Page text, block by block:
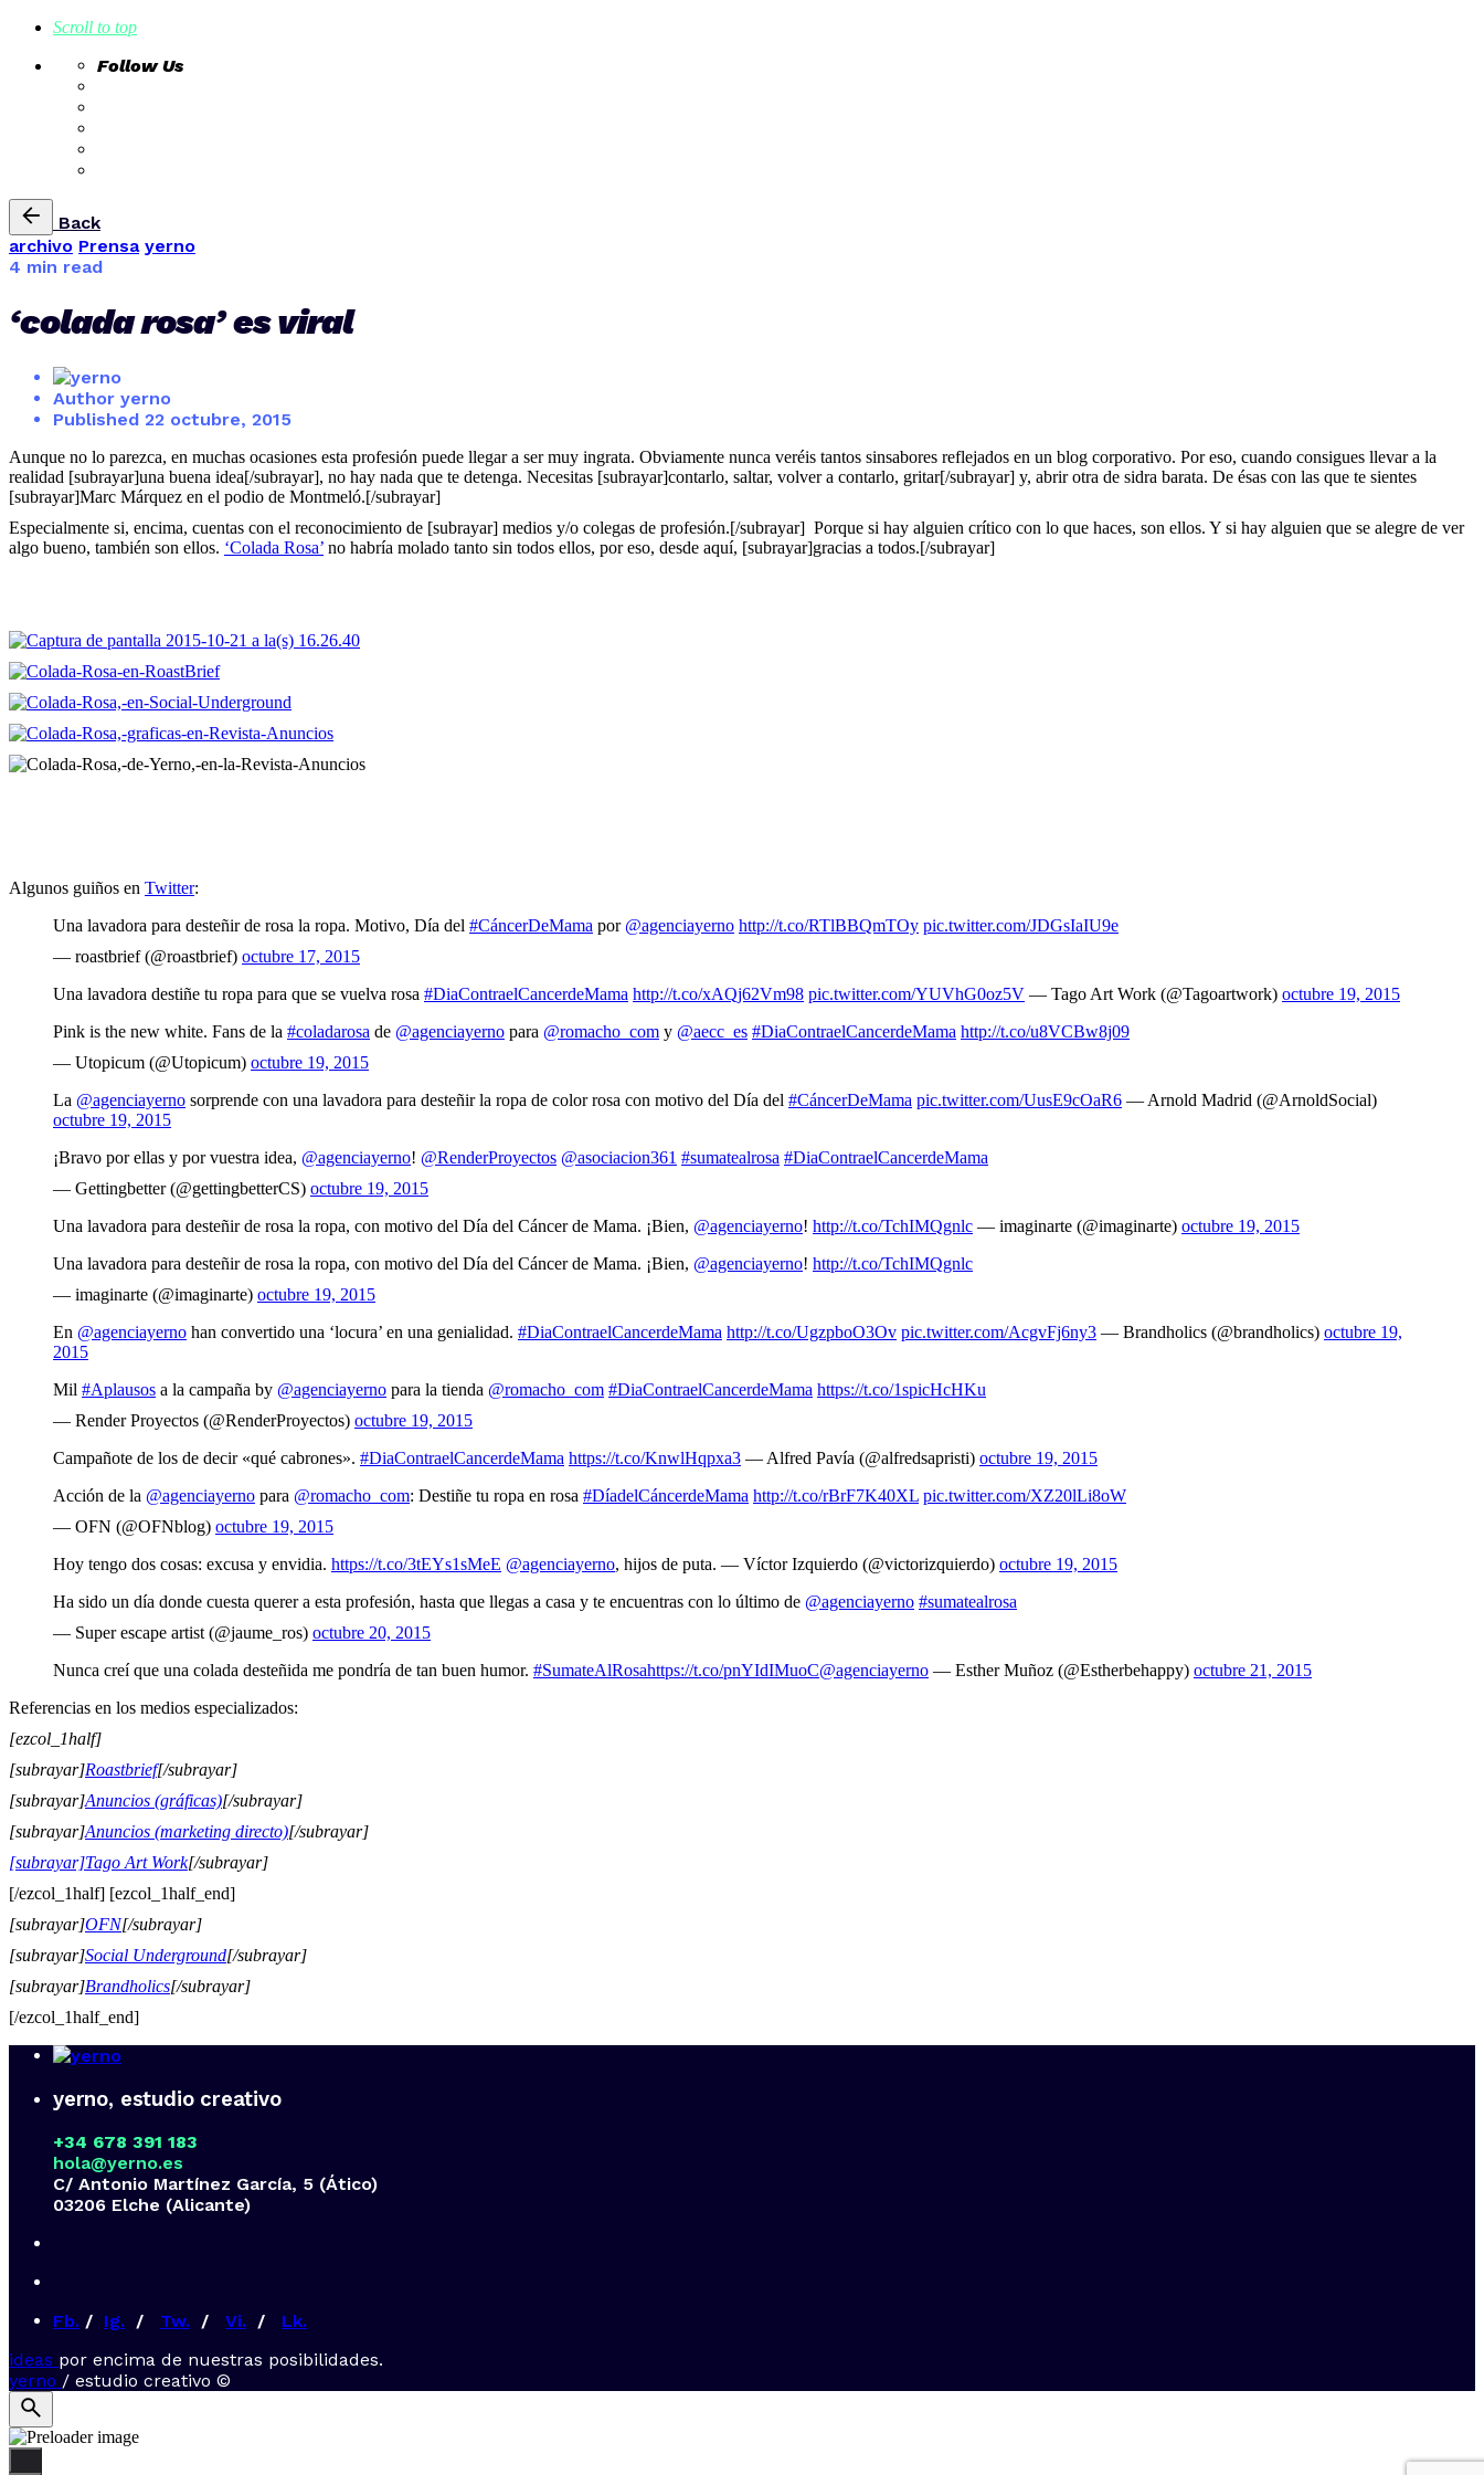
Scroll to top
Follow Us
Skip
content
Back
archivo Prensa yerno
4 min read
‘colada rosa’ es viral
Author yerno
Published 22 octubre, 2015
Aunque no lo parezca, en muchas ocasiones esta profesión puede llegar a ser muy ingrata. Obviamente nunca veréis tantos sinsabores reflejados en un blog corporativo. Por eso, cuando consigues llevar a la
realidad [subrayar]una buena idea[/subrayar], no hay nada que te detenga. Necesitas [subrayar]contarlo, saltar, volver a contarlo, gritar[/subrayar] y, abrir otra de sidra barata. De ésas con las que te sientes
[subrayar]Marc Márquez en el podio de Montmeló.[/subrayar]
Especialmente si, encima, cuentas con el reconocimiento de [subrayar] medios y/o colegas de profesión.[/subrayar] Porque si hay alguien crítico con lo que haces, son ellos. Y si hay alguien que se alegre de ver
algo bueno, también son ellos. ‘Colada Rosa’ no habría molado tanto sin todos ellos, por eso, desde aquí, [subrayar]gracias a todos.[/subrayar]
Algunos guiños en Twitter:
Una lavadora para desteñir de rosa la ropa. Motivo, Día del #CáncerDeMama por @agenciayerno http://t.co/RTlBBQmTOy pic.twitter.com/JDGsIaIU9e
— roastbrief (@roastbrief) octubre 17, 2015
Una lavadora destiñe tu ropa para que se vuelva rosa #DiaContraelCancerdeMama http://t.co/xAQj62Vm98 pic.twitter.com/YUVhG0oz5V — Tago Art Work (@Tagoartwork) octubre 19, 2015
Pink is the new white. Fans de la #coladarosa de @agenciayerno para @romacho_com y @aecc_es #DiaContraelCancerdeMama http://t.co/u8VCBw8j09
— Utopicum (@Utopicum) octubre 19, 2015
La @agenciayerno sorprende con una lavadora para desteñir la ropa de color rosa con motivo del Día del #CáncerDeMama pic.twitter.com/UusE9cOaR6 — Arnold Madrid (@ArnoldSocial)
octubre 19, 2015
¡Bravo por ellas y por vuestra idea, @agenciayerno! @RenderProyectos @asociacion361 #sumatealrosa #DiaContraelCancerdeMama
— Gettingbetter (@gettingbetterCS) octubre 19, 2015
Una lavadora para desteñir de rosa la ropa, con motivo del Día del Cáncer de Mama. ¡Bien, @agenciayerno! http://t.co/TchIMQgnlc — imaginarte (@imaginarte) octubre 19, 2015
Una lavadora para desteñir de rosa la ropa, con motivo del Día del Cáncer de Mama. ¡Bien, @agenciayerno! http://t.co/TchIMQgnlc
— imaginarte (@imaginarte) octubre 19, 2015
En @agenciayerno han convertido una ‘locura’ en una genialidad. #DiaContraelCancerdeMama http://t.co/UgzpboO3Ov pic.twitter.com/AcgvFj6ny3 — Brandholics (@brandholics) octubre 19,
2015
Mil #Aplausos a la campaña by @agenciayerno para la tienda @romacho_com #DiaContraelCancerdeMama https://t.co/1spicHcHKu
— Render Proyectos (@RenderProyectos) octubre 19, 2015
Campañote de los de decir «qué cabrones». #DiaContraelCancerdeMama https://t.co/KnwlHqpxa3 — Alfred Pavía (@alfredsapristi) octubre 19, 2015
Acción de la @agenciayerno para @romacho_com: Destiñe tu ropa en rosa #DíadelCáncerdeMama http://t.co/rBrF7K40XL pic.twitter.com/XZ20lLi8oW
— OFN (@OFNblog) octubre 19, 2015
Hoy tengo dos cosas: excusa y envidia. https://t.co/3tEYs1sMeE @agenciayerno, hijos de puta. — Víctor Izquierdo (@victorizquierdo) octubre 19, 2015
Ha sido un día donde cuesta querer a esta profesión, hasta que llegas a casa y te encuentras con lo último de @agenciayerno #sumatealrosa
— Super escape artist (@jaume_ros) octubre 20, 2015
Nunca creí que una colada desteñida me pondría de tan buen humor. #SumateAlRosahttps://t.co/pnYIdIMuoC@agenciayerno — Esther Muñoz (@Estherbehappy) octubre 21, 2015
Referencias en los medios especializados:
[ezcol_1half]
[subrayar]Roastbrief[/subrayar]
[subrayar]Anuncios (gráficas)[/subrayar]
[subrayar]Anuncios (marketing directo)[/subrayar]
[subrayar]Tago Art Work[/subrayar]
[/ezcol_1half] [ezcol_1half_end]
[subrayar]OFN[/subrayar]
[subrayar]Social Underground[/subrayar]
[subrayar]Brandholics[/subrayar]
[/ezcol_1half_end]
yerno, estudio creativo
+34 678 391 183
hola@yerno.es
C/ Antonio Martínez García, 5 (Ático)
03206 Elche (Alicante)
Fb. / Ig. / Tw. / Vi. / Lk.
ideas por encima de nuestras posibilidades.
yerno / estudio creativo ©